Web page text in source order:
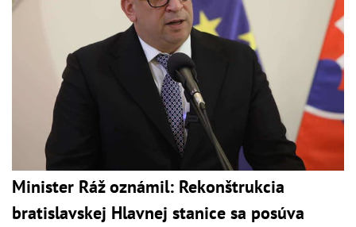
Minister Ráž oznámil: Rekonštrukcia
bratislavskej Hlavnej stanice sa posúva